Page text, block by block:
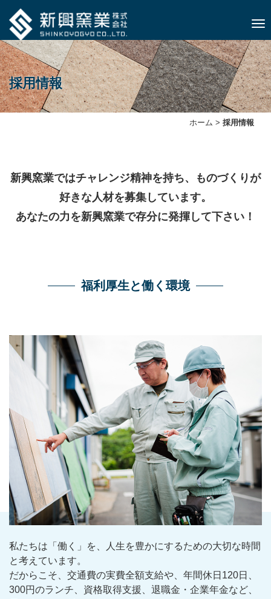
ナビ
採用情報
ホーム > 採用情報
新興窯業ではチャレンジ精神を持ち、ものづくりが
好きな人材を募集しています。
あなたの力を新興窯業で存分に発揮して下さい！
福利厚生と働く環境
私たちは「働く」を、人生を豊かにするための大切な時間
と考えています。
だからこそ、交通費の実費全額支給や、年間休日120日、
300円のランチ、資格取得支援、退職金・企業年金など、